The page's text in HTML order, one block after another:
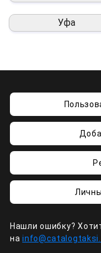
Уфа
Нашли ошибку?
на